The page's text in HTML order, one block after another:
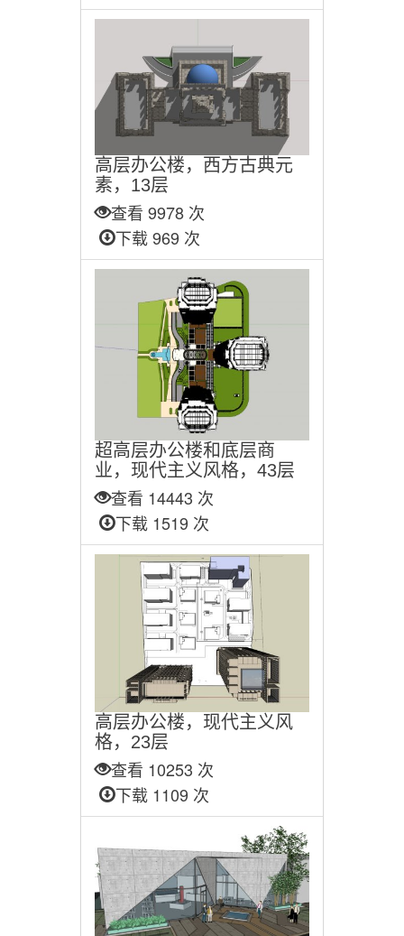
高层办公楼，西方古典元
素，13层
查看 9978 次
下载 969 次
超高层办公楼和底层商
业，现代主义风格，43层
查看 14443 次
下载 1519 次
高层办公楼，现代主义风
格，23层
查看 10253 次
下载 1109 次